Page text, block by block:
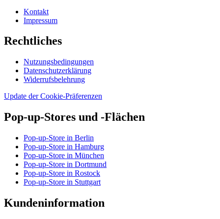
Kontakt
Impressum
Rechtliches
Nutzungsbedingungen
Datenschutzerklärung
Widerrufsbelehrung
Update der Cookie-Präferenzen
Pop-up-Stores und -Flächen
Pop-up-Store in Berlin
Pop-up-Store in Hamburg
Pop-up-Store in München
Pop-up-Store in Dortmund
Pop-up-Store in Rostock
Pop-up-Store in Stuttgart
Kundeninformation